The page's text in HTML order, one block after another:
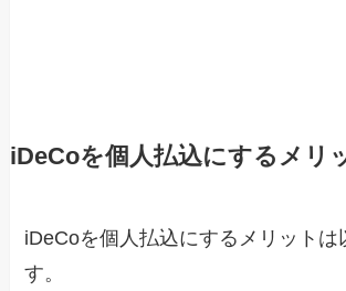
iDeCoを個人払込にするメリ
iDeCoを個人払込にするメリットは
す。